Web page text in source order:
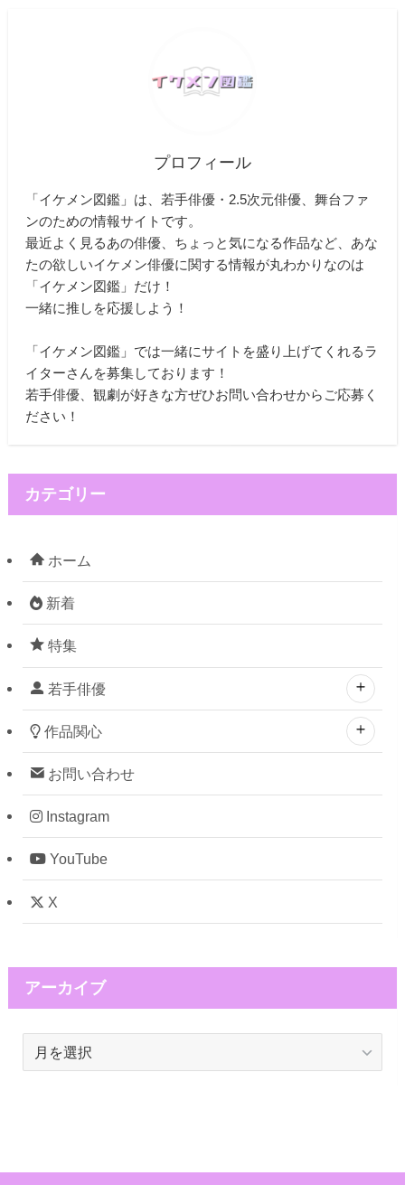
プロフィール
「イケメン図鑑」は、若手俳優・2.5次元俳優、舞台ファ
ンのための情報サイトです。
最近よく見るあの俳優、ちょっと気になる作品など、あな
たの欲しいイケメン俳優に関する情報が丸わかりなのは
「イケメン図鑑」だけ！
一緒に推しを応援しよう！
「イケメン図鑑」では一緒にサイトを盛り上げてくれるラ
イターさんを募集しております！
若手俳優、観劇が好きな方ぜひお問い合わせからご応募く
ださい！
カテゴリー
ホーム
新着
特集
若手俳優
作品関心
お問い合わせ
Instagram
YouTube
X
アーカイブ